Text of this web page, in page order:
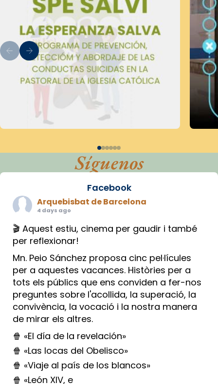
Síguenos
Facebook
Arquebisbat de Barcelona
4 days ago
🎬 Aquest estiu, cinema per gaudir i també
per reflexionar!
Mn. Peio Sánchez proposa cinc pel·lícules
per a aquestes vacances. Històries per a
tots els públics que ens conviden a fer-nos
preguntes sobre l'acollida, la superació, la
convivència, la vocació i la nostra manera
de mirar els altres.
🍿 «El día de la revelación»
🍿 «Las locas del Obelisco»
🍿 «Viaje al país de los blancos»
🍿 «León XIV, e